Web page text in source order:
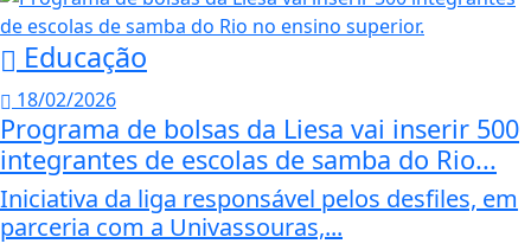
Educação
18/02/2026
Programa de bolsas da Liesa vai inserir 500
integrantes de escolas de samba do Rio...
Iniciativa da liga responsável pelos desfiles, em
parceria com a Univassouras,...